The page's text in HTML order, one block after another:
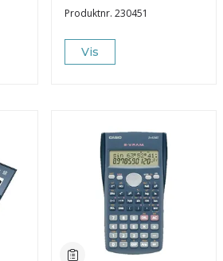
Produktnr. 230451
Vis